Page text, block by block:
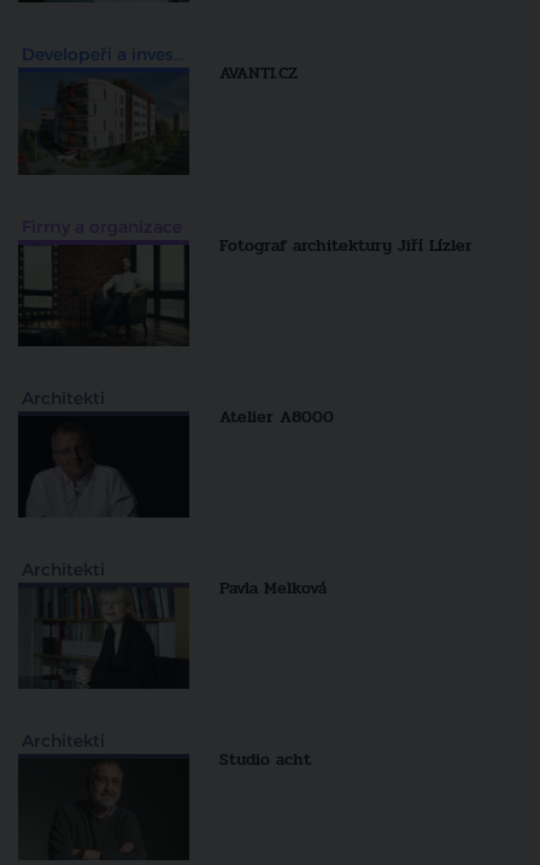
Developeři a investiční skupiny
AVANTI.CZ
Fotograf architektury Jiří Lízler
Architekti
Atelier A8000
Architekti
Pavla Melková
Architekti
Studio acht